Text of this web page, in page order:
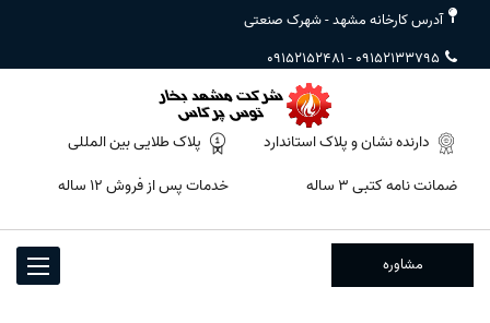
آدرس کارخانه مشهد - شهرک صنعتی
09152133795
-
09152152481
دارنده نشان و پلاک استاندارد
ضمانت نامه کتبی ۳ ساله
پلاک طلایی بین المللی
خدمات پس از فروش ۱۲ ساله
Toggle
مشاوره